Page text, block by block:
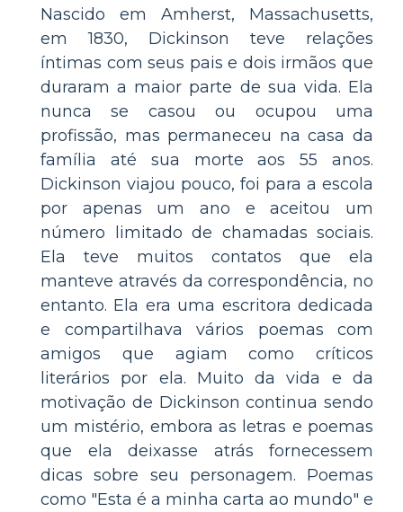
Nascido em Amherst, Massachusetts,
em 1830, Dickinson teve relações
íntimas com seus pais e dois irmãos que
duraram a maior parte de sua vida. Ela
nunca se casou ou ocupou uma
profissão, mas permaneceu na casa da
família até sua morte aos 55 anos.
Dickinson viajou pouco, foi para a escola
por apenas um ano e aceitou um
número limitado de chamadas sociais.
Ela teve muitos contatos que ela
manteve através da correspondência, no
entanto. Ela era uma escritora dedicada
e compartilhava vários poemas com
amigos que agiam como críticos
literários por ela. Muito da vida e da
motivação de Dickinson continua sendo
um mistério, embora as letras e poemas
que ela deixasse atrás fornecessem
dicas sobre seu personagem. Poemas
como "Esta é a minha carta ao mundo" e